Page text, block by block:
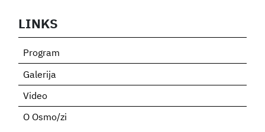
LINKS
Program
Galerija
Video
O Osmo/zi